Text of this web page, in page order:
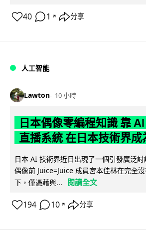
40 1 ↗ 分享
人工智能
Lawton 10 小時
日本偶像零編程知識 靠
直播系統 在日本技術界成
日本 AI 技術界近日出現了一個引發廣泛
偶像前 Juice=Juice 成員宮本佳林在完全
下，僅憑藉與...
閱讀全文
194 10 ↗ 分享